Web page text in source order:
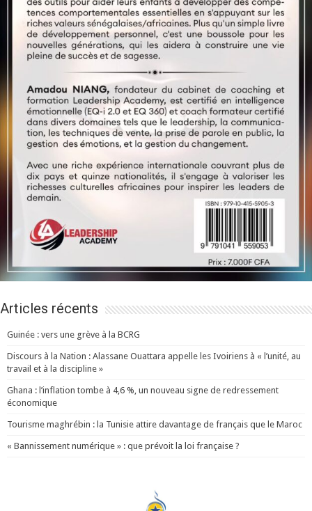
Articles récents
Guinée : vers une grève à la BCRG
Discours à la Nation : Alassane Ouattara appelle les Ivoiriens à « l’unité, au
travail et à la discipline »
Ghana : l’inflation tombe à 4,6 %, un nouveau signe de redressement
économique
Tourisme maghrébin : la Tunisie attire davantage de français que le Maroc
« Bannissement numérique » : que prévoit la loi française ?